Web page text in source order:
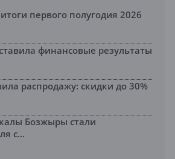
первого полугодия 2026
финансовые результаты
распродажу: скидки до 30%
Бозжыры стали
с...